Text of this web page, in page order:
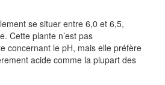
se situer entre 6,0 et 6,5,
Cette plante n’est pas
concernant le pH, mais elle préfère
acide comme la plupart des